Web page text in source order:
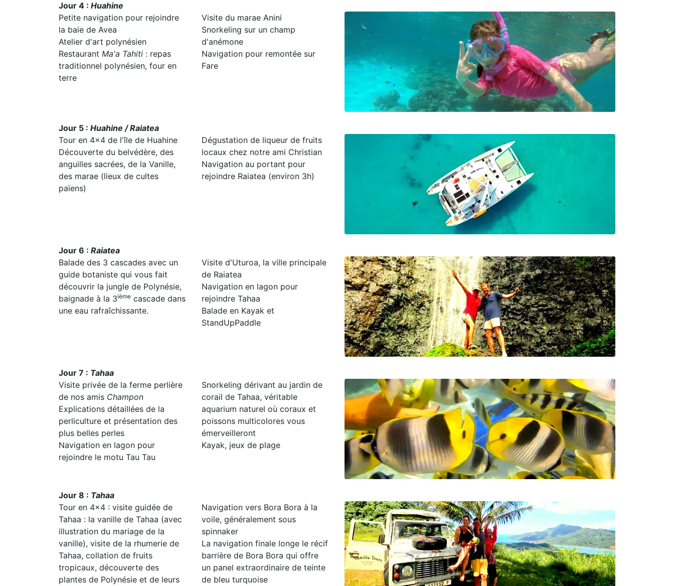
Jour 4 : Huahine
Petite navigation pour rejoindre
la baie de Avea
Atelier d'art polynésien
Restaurant Ma'a Tahiti : repas
traditionnel polynésien, four en
terre
Visite du marae Anini
Snorkeling sur un champ
d'anémone
Navigation pour remontée sur
Fare
Jour 5 : Huahine / Raiatea
Tour en 4x4 de l'île de Huahine
Découverte du belvédère, des
anguilles sacrées, de la Vanille,
des marae (lieux de cultes
païens)
Dégustation de liqueur de fruits
locaux chez notre ami Christian
Navigation au portant pour
rejoindre Raiatea (environ 3h)
Jour 6 : Raiatea
Balade des 3 cascades avec un
guide botaniste qui vous fait
découvrir la jungle de Polynésie,
baignade à la 3ième cascade dans
une eau rafraîchissante.
Visite d'Uturoa, la ville principale
de Raiatea
Navigation en lagon pour
rejoindre Tahaa
Balade en Kayak et
StandUpPaddle
Jour 7 : Tahaa
Visite privée de la ferme perlière
de nos amis Champon
Explications détaillées de la
perliculture et présentation des
plus belles perles
Navigation en lagon pour
rejoindre le motu Tau Tau
Snorkeling dérivant au jardin de
corail de Tahaa, véritable
aquarium naturel où coraux et
poissons multicolores vous
émerveilleront
Kayak, jeux de plage
Jour 8 : Tahaa
Tour en 4x4 : visite guidée de
Tahaa : la vanille de Tahaa (avec
illustration du mariage de la
vanille), visite de la rhumerie de
Tahaa, collation de fruits
tropicaux, découverte des
plantes de Polynésie et de leurs
Navigation vers Bora Bora à la
voile, généralement sous
spinnaker
La navigation finale longe le récif
barrière de Bora Bora qui offre
un panel extraordinaire de teinte
de bleu turquoise